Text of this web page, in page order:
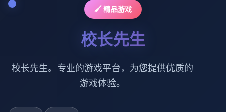
🖌️ 精品游戏
校长先生
校长先生。专业的游戏平台，为您提供优质的
游戏体验。